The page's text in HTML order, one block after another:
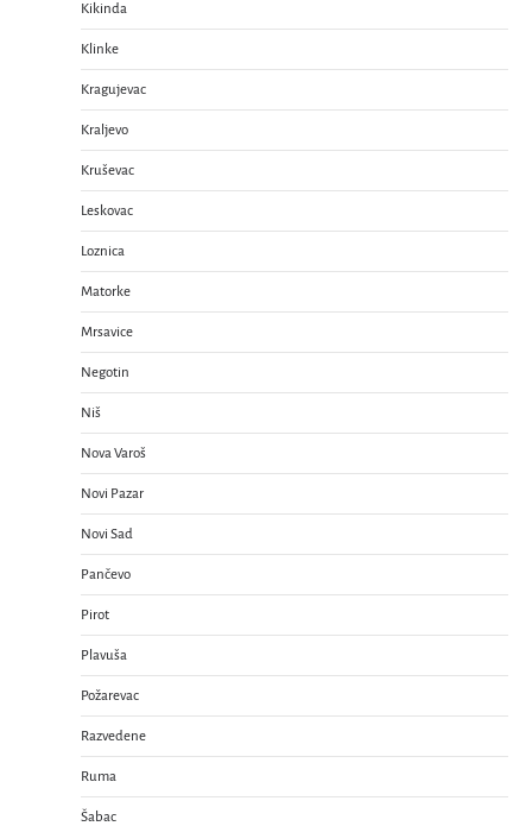
Kikinda
Klinke
Kragujevac
Kraljevo
Kruševac
Leskovac
Loznica
Matorke
Mrsavice
Negotin
Niš
Nova Varoš
Novi Pazar
Novi Sad
Pančevo
Pirot
Plavuša
Požarevac
Razvedene
Ruma
Šabac